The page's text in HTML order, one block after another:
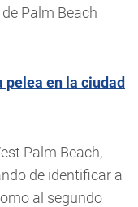
Palm Beach
pelea en la ciudad
Palm Beach,
de identificar a
al segundo